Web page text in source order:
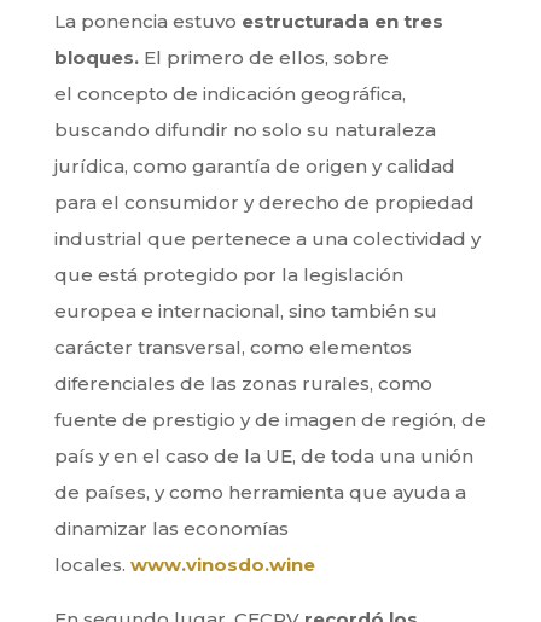
La ponencia estuvo estructurada en tres
bloques.El primero de ellos, sobre
el concepto de indicación geográfica,
buscando difundir no solo su naturaleza
jurídica, como garantía de origen y calidad
para el consumidor y derecho de propiedad
industrial que pertenece a una colectividad y
que está protegido por la legislación
europea e internacional, sino también su
carácter transversal, como elementos
diferenciales de las zonas rurales, como
fuente de prestigio y de imagen de región, de
país y en el caso de la UE, de toda una unión
de países, y como herramienta que ayuda a
dinamizar las economías
locales. www.vinosdo.wine